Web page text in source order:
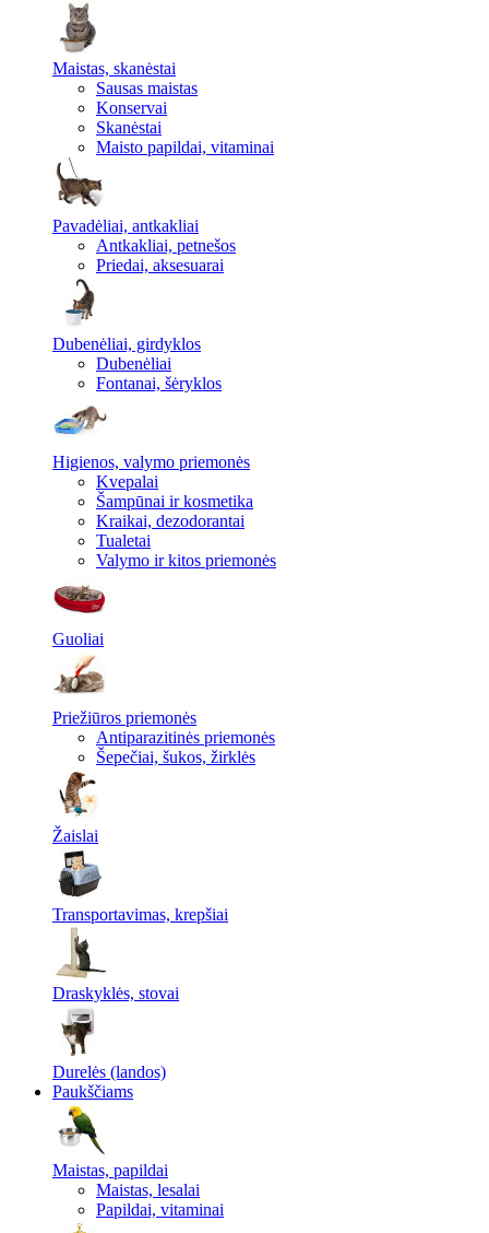
Maistas, skanėstai
Sausas maistas
Konservai
Skanėstai
Maisto papildai, vitaminai
Pavadėliai, antkakliai
Antkakliai, petnešos
Priedai, aksesuarai
Dubenėliai, girdyklos
Dubenėliai
Fontanai, šėryklos
Higienos, valymo priemonės
Kvepalai
Šampūnai ir kosmetika
Kraikai, dezodorantai
Tualetai
Valymo ir kitos priemonės
Guoliai
Priežiūros priemonės
Antiparazitinės priemonės
Šepečiai, šukos, žirklės
Žaislai
Transportavimas, krepšiai
Draskyklės, stovai
Durelės (landos)
Paukščiams
Maistas, papildai
Maistas, lesalai
Papildai, vitaminai